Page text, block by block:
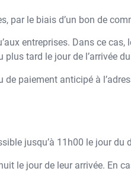
par le biais d’un bon de
entreprises. Dans ce
tard le jour de l’arrivée
paiement anticipé à
jusqu’à 11h00 le jour du
le jour de leur arrivée. En